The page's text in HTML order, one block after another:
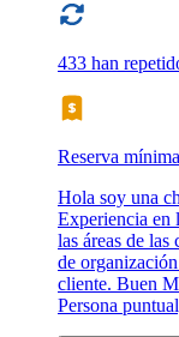
433 han
Reserva
Hola soy una
Experiencia en
las áreas de las
de
cliente. Buen
Persona